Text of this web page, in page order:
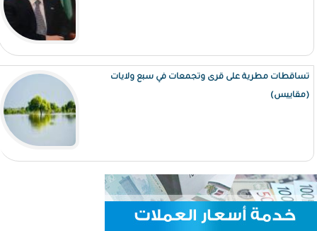
تساقطات مطرية على قرى وتجمعات في سبع ولايات
(مقاييس)